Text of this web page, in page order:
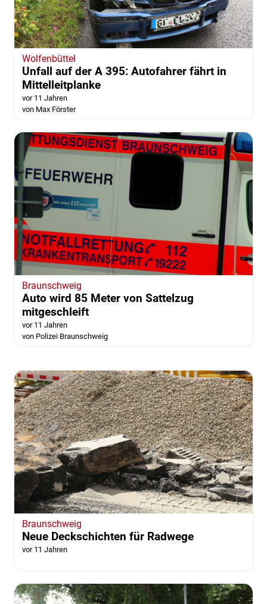
Wolfenbüttel
Unfall auf der A 395: Autofahrer fährt in
Mittelleitplanke
vor 11 Jahren
von Max Förster
Braunschweig
Auto wird 85 Meter von Sattelzug
mitgeschleift
vor 11 Jahren
von Polizei Braunschweig
Braunschweig
Neue Deckschichten für Radwege
vor 11 Jahren